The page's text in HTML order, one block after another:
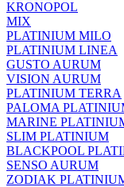
KRONOPOL
MIX
PLATINIUM MILO
PLATINIUM LINEA
GUSTO AURUM
VISION AURUM
PLATINIUM TERRA
PALOMA
MARINE
SLIM PLATINIUM
BLACKPOOL
SENSO AURUM
ZODIAK